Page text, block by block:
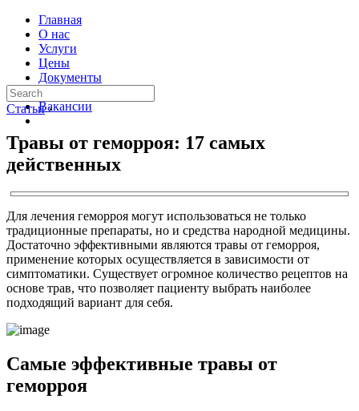
Главная
О нас
Услуги
Цены
Документы
Контакты
Вакансии
Статьи ›
Травы от геморроя: 17 самых
действенных
Для лечения геморроя могут использоваться не только
традиционные препараты, но и средства народной медицины.
Достаточно эффективными являются травы от геморроя,
применение которых осуществляется в зависимости от
симптоматики. Существует огромное количество рецептов на
основе трав, что позволяет пациенту выбрать наиболее
подходящий вариант для себя.
Самые эффективные травы от
геморроя